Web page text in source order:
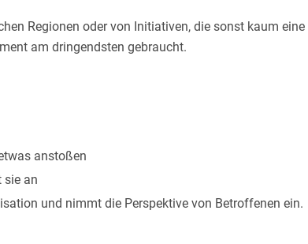
Regionen oder von Initiativen, die sonst kaum
am dringendsten gebraucht.
anstoßen
sie an
und nimmt die Perspektive von Betroffenen ein.